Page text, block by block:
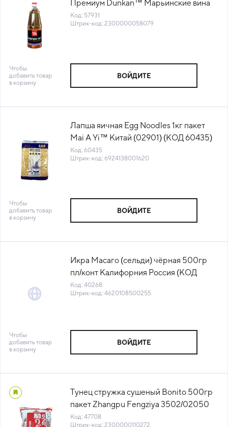
Премиум Dunkan™ Марьинские вина
Россия (КОД 57931) (+18°С)
Код: 57931
Штрих-код: 2300000058079
Чтобы
добавить товар
в корзину
ВОЙДИТЕ
Лапша яичная Egg Noodles 1кг пакет
Mai A Yi™ Китай (02901) (КОД 60435)
(+18°С)
Код: 60435
Штрих-код: 6924138001620
Чтобы
добавить товар
в корзину
ВОЙДИТЕ
Икра Масаго (сельди) чёрная 500гр
пл/конт Калифорния Россия (КОД
40268) (-18°С)
Код: 40268
Штрих-код: 4620108500255
Чтобы
добавить товар
в корзину
ВОЙДИТЕ
Тунец стружка сушеный Bonito 500гр
пакет Zhangpu Fengziya 3502/02050
Китай (КОД 47708) (+18°С)
Код: 47708
Штрих-код: 2300000110272